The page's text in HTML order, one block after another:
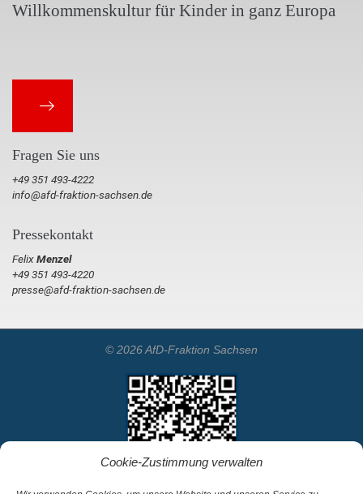
Cookie-Zustimmung verwalten
Willkommenskultur für Kinder in ganz Europa
Fragen Sie uns
+49 351 493-4222
info@afd-fraktion-sachsen.de
Pressekontakt
FelixMenzel
+49 351 493-4220
presse@afd-fraktion-sachsen.de
© 2026 AfD-Fraktion Sachsen